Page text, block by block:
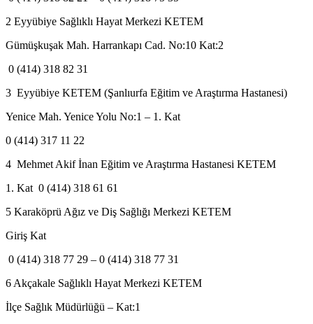
2 Eyyübiye Sağlıklı Hayat Merkezi KETEM
Gümüşkuşak Mah. Harrankapı Cad. No:10 Kat:2
0 (414) 318 82 31
3 Eyyübiye KETEM (Şanlıurfa Eğitim ve Araştırma Hastanesi)
Yenice Mah. Yenice Yolu No:1 – 1. Kat
0 (414) 317 11 22
4 Mehmet Akif İnan Eğitim ve Araştırma Hastanesi KETEM
1. Kat 0 (414) 318 61 61
5 Karaköprü Ağız ve Diş Sağlığı Merkezi KETEM
Giriş Kat
0 (414) 318 77 29 – 0 (414) 318 77 31
6 Akçakale Sağlıklı Hayat Merkezi KETEM
İlçe Sağlık Müdürlüğü – Kat:1